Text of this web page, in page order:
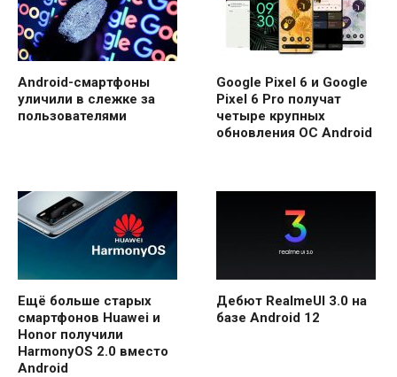
Android-смартфоны
уличили в слежке за
пользователями
Google Pixel 6 и Google
Pixel 6 Pro получат
четыре крупных
обновления ОС Android
Ещё больше старых
смартфонов Huawei и
Honor получили
HarmonyOS 2.0 вместо
Android
Дебют RealmeUI 3.0 на
базе Android 12